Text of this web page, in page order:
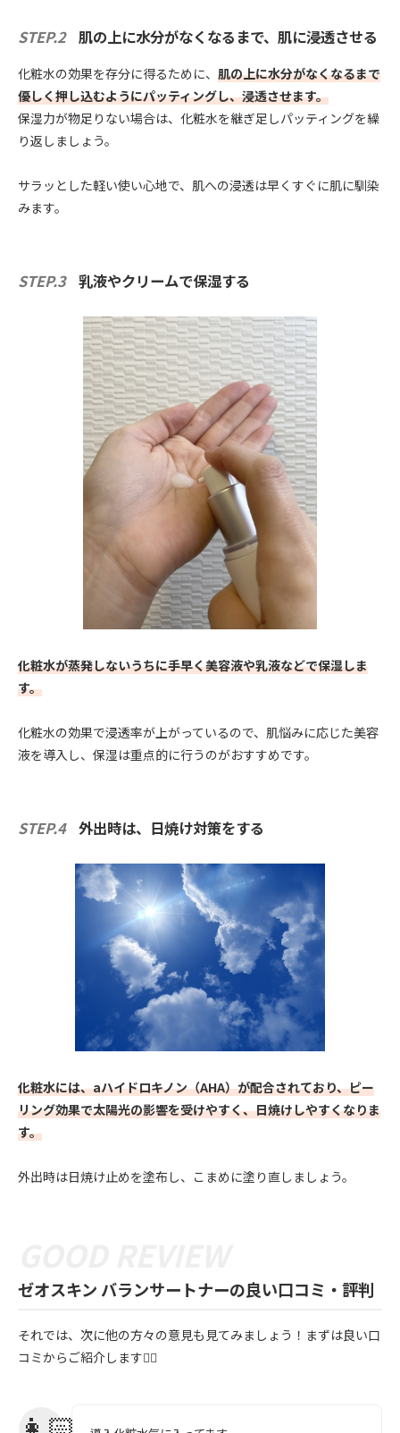
STEP.2 肌の上に水分がなくなるまで、肌に浸透させる
化粧水の効果を存分に得るために、 肌の上に水分がなくなるまで
優しく押し込むようにパッティングし、浸透させます。
保湿力が物足りない場合は、化粧水を継ぎ足しパッティングを繰
り返しましょう。
サラッとした軽い使い心地で、肌への浸透は早くすぐに肌に馴染
みます。
STEP.3 乳液やクリームで保湿する
化粧水が蒸発しないうちに手早く美容液や乳液などで保湿しま
す。
化粧水の効果で浸透率が上がっているので、肌悩みに応じた美容
液を導入し、保湿は重点的に行うのがおすすめです。
STEP.4 外出時は、日焼け対策をする
化粧水には、aハイドロキノン（AHA）が配合されており、ピー
リング効果で太陽光の影響を受けやすく、日焼けしやすくなりま
す。
外出時は日焼け止めを塗布し、こまめに塗り直しましょう。
ゼオスキン バランサートナーの良い口コミ・評判
それでは、次に他の方々の意見も見てみましょう！まずは良い口
コミからご紹介します💁‍♀️